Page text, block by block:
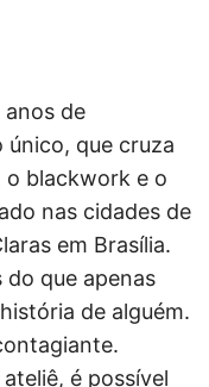
de
único, que cruza
o blackwork e o
nas cidades de
em Brasília.
do que apenas
de alguém.
é possível